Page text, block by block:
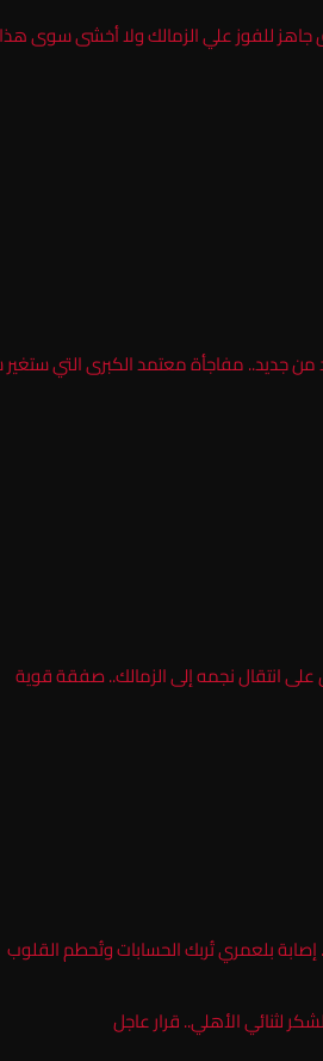
جاهز للفوز علي الزمالك ولا أخشى سوى
جديد.. مفاجأة معتمد الكبرى التي ستغير
على انتقال نجمه إلى الزمالك.. صفقة قوية
بلعمري تُربك الحسابات وتُحطم القلوب
لثنائي الأهلي.. قرار عاجل